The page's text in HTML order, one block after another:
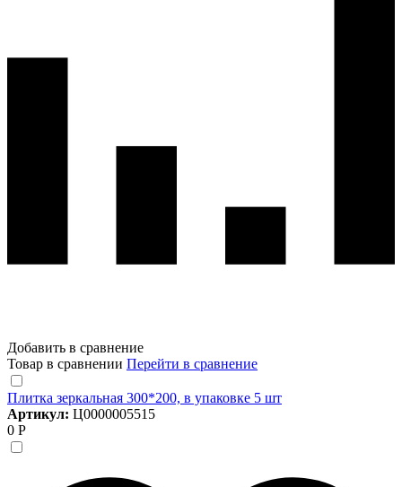
Добавить в сравнение
Товар в сравнении Перейти в сравнение
Плитка зеркальная 300*200, в упаковке 5 шт
Артикул: Ц0000005515
0 Р